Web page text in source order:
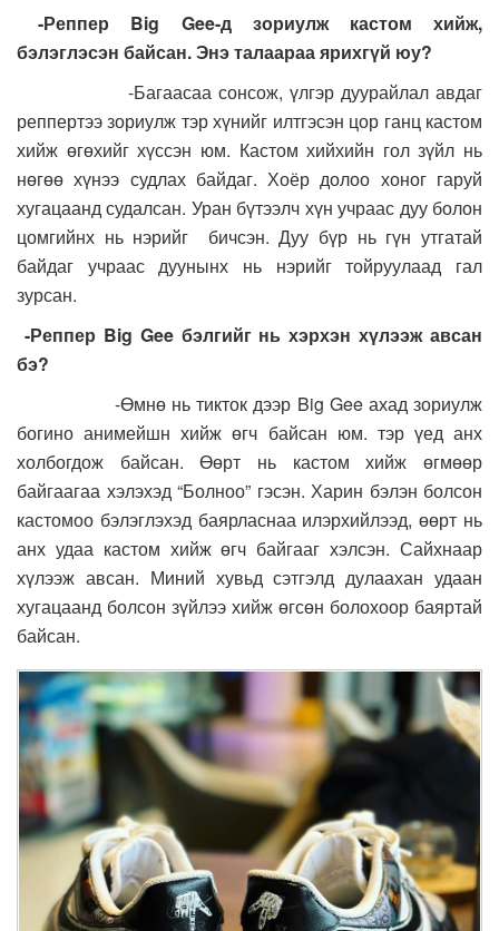
-Реппер Big Gee-д зориулж кастом хийж,
бэлэглэсэн байсан. Энэ талаараа ярихгүй юу?
-Багаасаа сонсож, үлгэр дуурайлал авдаг
реппертээ зориулж тэр хүнийг илтгэсэн цор ганц кастом
хийж өгөхийг хүссэн юм. Кастом хийхийн гол зүйл нь
нөгөө хүнээ судлах байдаг. Хоёр долоо хоног гаруй
хугацаанд судалсан. Уран бүтээлч хүн учраас дуу болон
цомгийнх нь нэрийг бичсэн. Дуу бүр нь гүн утгатай
байдаг учраас дуунынх нь нэрийг тойруулаад гал
зурсан.
-Реппер Big Gee бэлгийг нь хэрхэн хүлээж авсан
бэ?
-Өмнө нь тикток дээр Big Gee ахад зориулж
богино анимейшн хийж өгч байсан юм. тэр үед анх
холбогдож байсан. Өөрт нь кастом хийж өгмөөр
байгаагаа хэлэхэд “Болноо” гэсэн. Харин бэлэн болсон
кастомоо бэлэглэхэд баярласнаа илэрхийлээд, өөрт нь
анх удаа кастом хийж өгч байгааг хэлсэн. Сайхнаар
хүлээж авсан. Миний хувьд сэтгэлд дулаахан удаан
хугацаанд болсон зүйлээ хийж өгсөн болохоор баяртай
байсан.